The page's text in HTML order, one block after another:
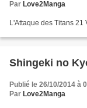
Par Love2Manga
L'Attaque des Titans
Shingeki no
Publié le 26/10/2014 à
Par Love2Manga